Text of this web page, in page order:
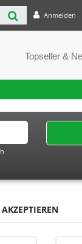
Anmelden
Topseller &